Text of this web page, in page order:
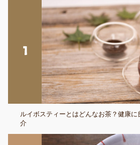
ルイボスティーとはどんなお茶？健康
介